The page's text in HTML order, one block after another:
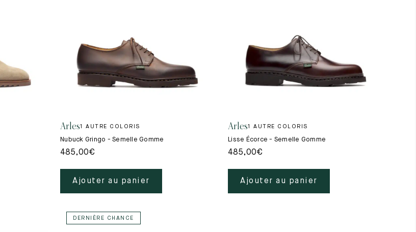
Arles1 AUTRE COLORIS
Nubuck Gringo - Semelle Gomme
485,00€
Ajouter au panier
Arles1 AUTRE COLORIS
Lisse Écorce - Semelle Gomme
485,00€
Ajouter au panier
DERNIÈRE CHANCE